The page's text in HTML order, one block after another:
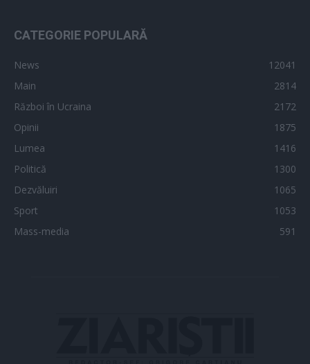
CATEGORIE POPULARĂ
News
12041
Main
2814
Război în Ucraina
2172
Opinii
1875
Lumea
1416
Politică
1300
Dezvăluiri
1065
Sport
1053
Mass-media
591